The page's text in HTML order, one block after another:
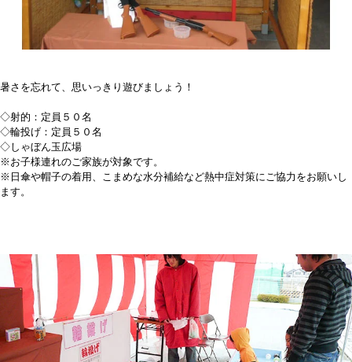
暑さを忘れて、思いっきり遊びましょう！
◇射的：定員５０名
◇輪投げ：定員５０名
◇しゃぼん玉広場
※お子様連れのご家族が対象です。
※日傘や帽子の着用、こまめな水分補給など熱中症対策にご協力をお願いし
ます。